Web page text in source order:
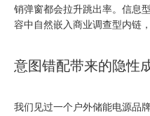
销弹窗都会拉升跳出率。信息
容中自然嵌入商业调查型内链
意图错配带来的隐性
我们见过一个户外储能电源品